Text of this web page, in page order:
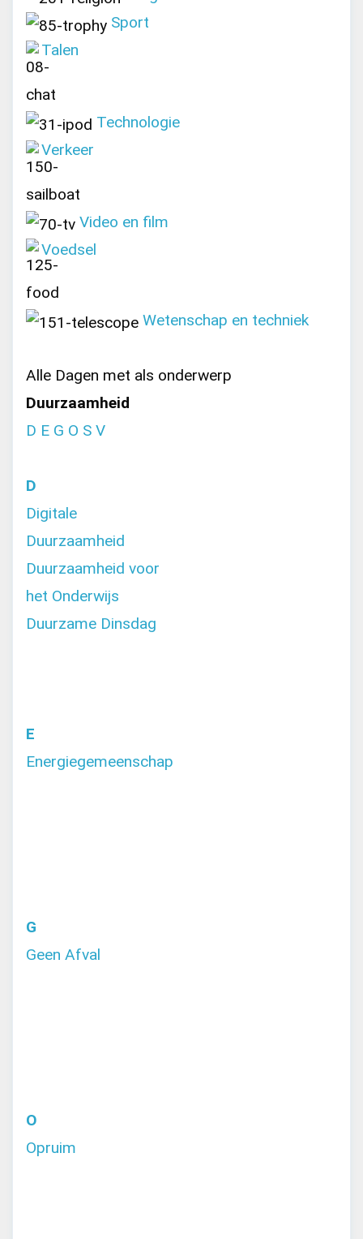
Sport
Talen
Technologie
Verkeer
Video en film
Voedsel
Wetenschap en techniek
Alle Dagen met als onderwerp
Duurzaamheid
D E G O S V
D
Digitale
Duurzaamheid
Duurzaamheid voor
het Onderwijs
Duurzame Dinsdag
E
Energiegemeenschap
G
Geen Afval
O
Opruim